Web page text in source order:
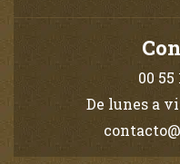
00 55
De lunes a